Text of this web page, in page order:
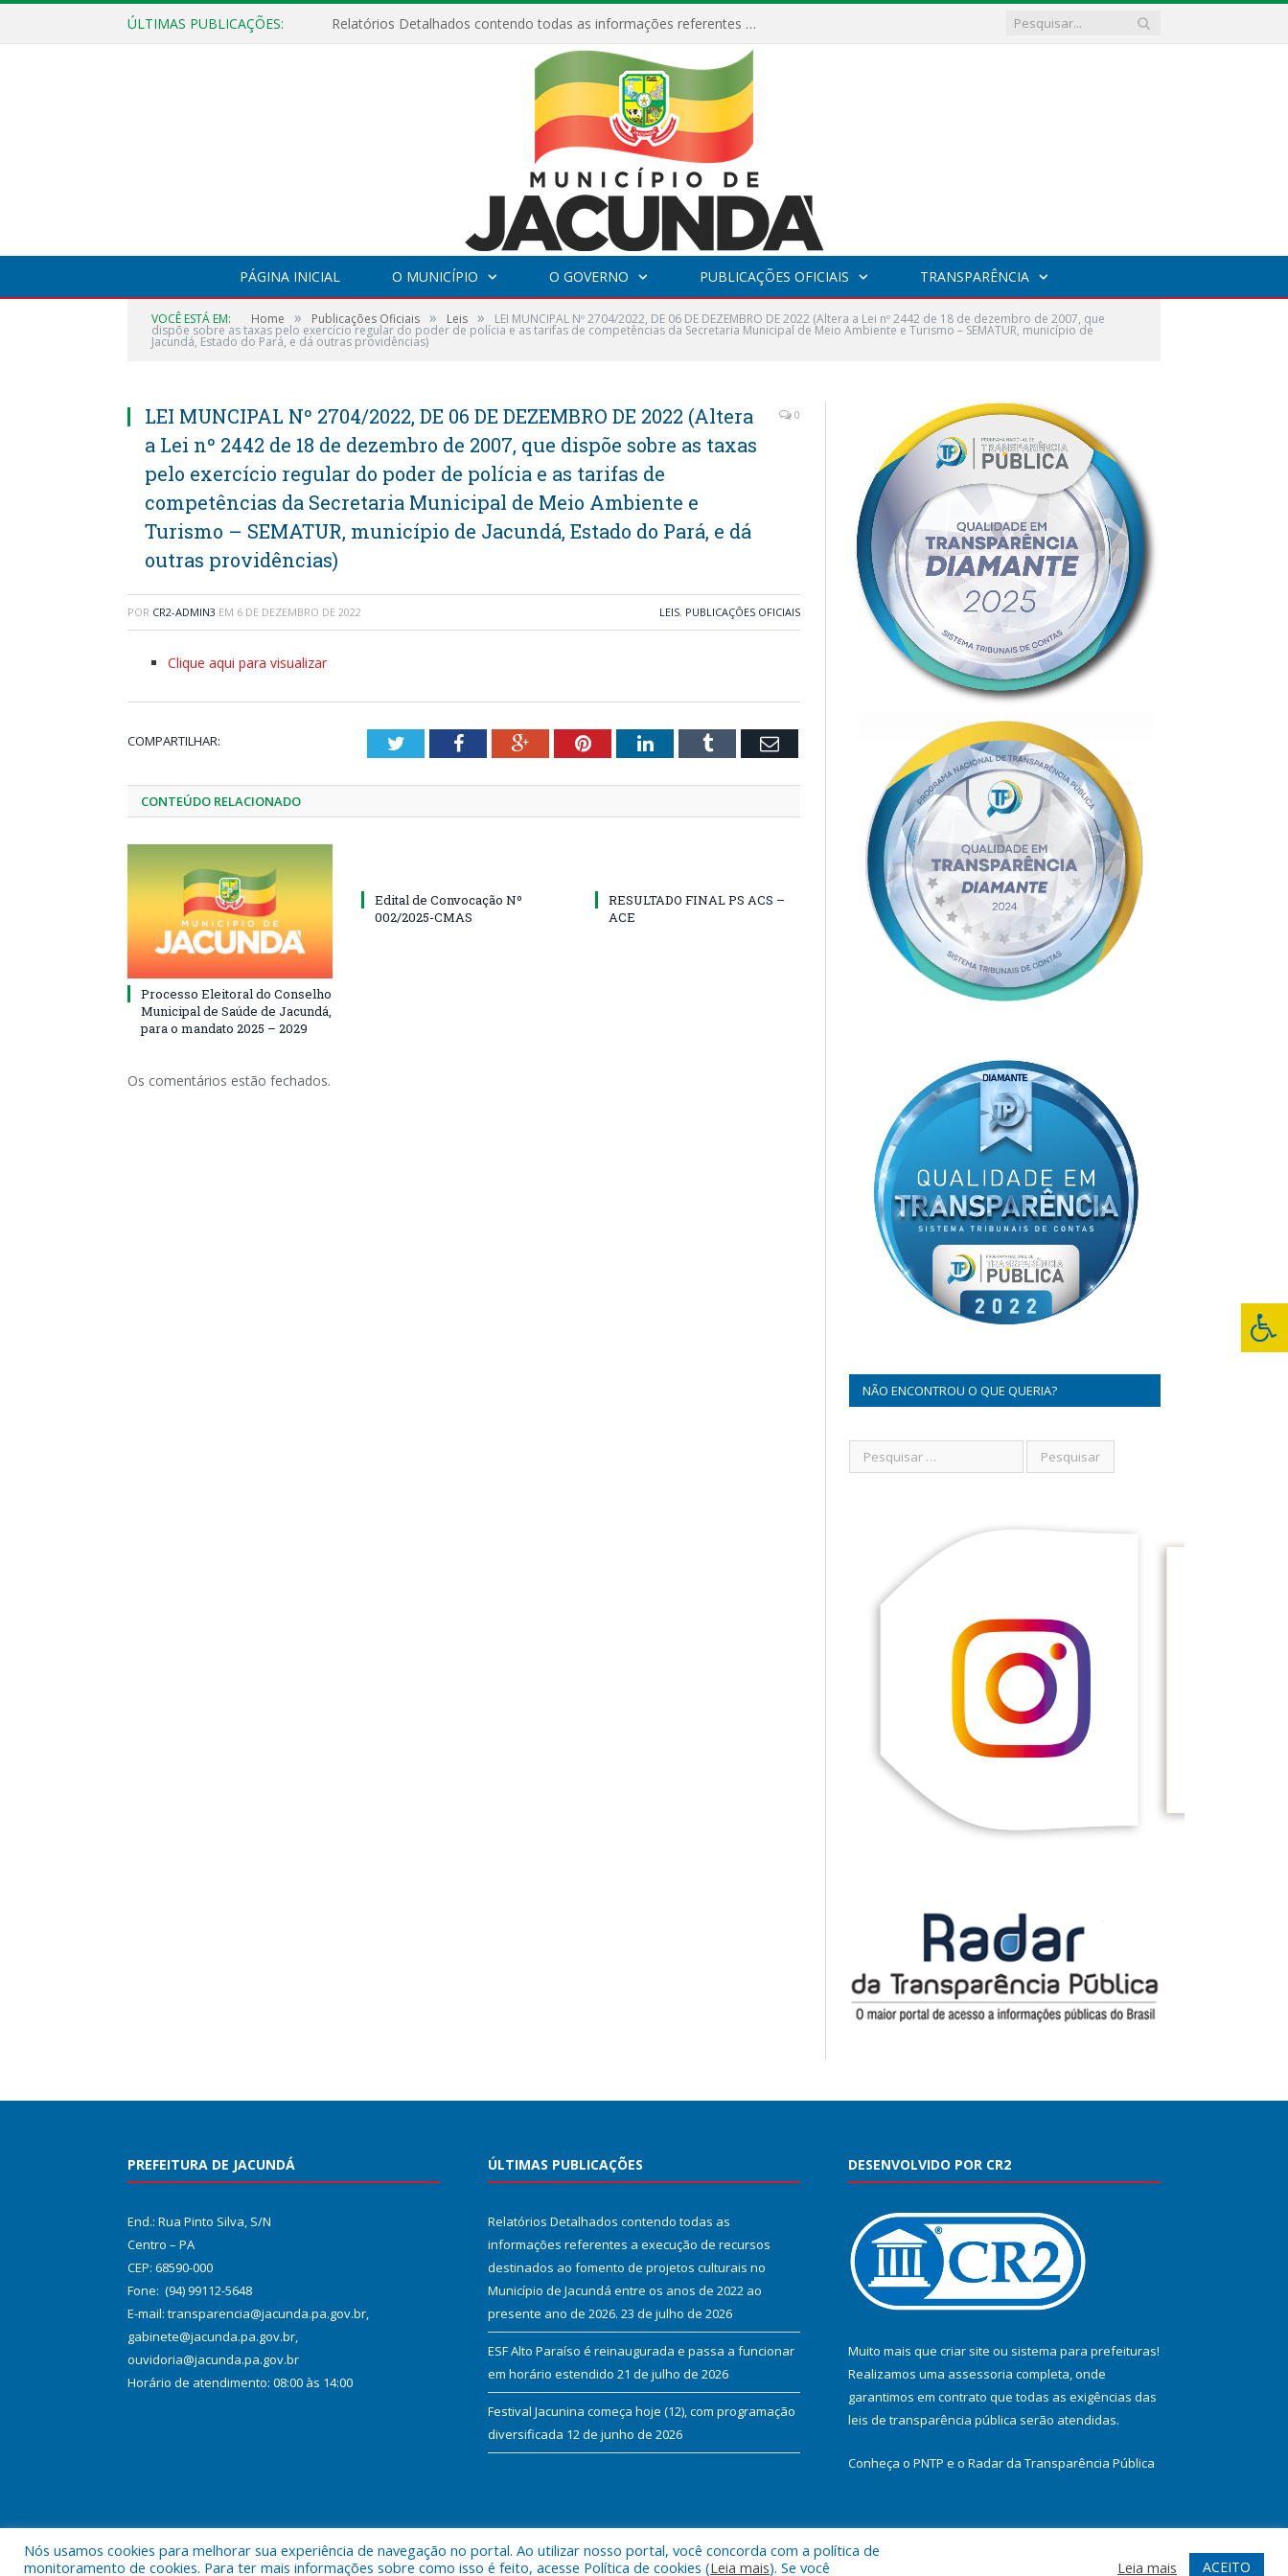
ÚLTIMAS PUBLICAÇÕES: Relatórios Detalhados contendo todas as informações referentes a execução de recursos destinados ao fomento de projetos culturais no Município de Jacundá entre os anos de 2022 ao presente ano de 2026.
PÁGINA INICIAL O MUNICÍPIO O GOVERNO PUBLICAÇÕES OFICIAIS TRANSPARÊNCIA
VOCÊ ESTÁ EM: Home » Publicações Oficiais » Leis » LEI MUNCIPAL Nº 2704/2022, DE 06 DE DEZEMBRO DE 2022 (Altera a Lei nº 2442 de 18 de dezembro de 2007, que
dispõe sobre as taxas pelo exercício regular do poder de polícia e as tarifas de competências da Secretaria Municipal de Meio Ambiente e Turismo – SEMATUR, município de
Jacundá, Estado do Pará, e dá outras providências)
LEI MUNCIPAL Nº 2704/2022, DE 06 DE DEZEMBRO DE 2022 (Altera
a Lei nº 2442 de 18 de dezembro de 2007, que dispõe sobre as taxas
pelo exercício regular do poder de polícia e as tarifas de
competências da Secretaria Municipal de Meio Ambiente e
Turismo – SEMATUR, município de Jacundá, Estado do Pará, e dá
outras providências)
0
POR CR2-ADMIN3 EM 6 DE DEZEMBRO DE 2022 LEIS, PUBLICAÇÕES OFICIAIS
Clique aqui para visualizar
COMPARTILHAR: TwitterFacebookGoogle+PinterestLinkedInTumblr Email
CONTEÚDO RELACIONADO
Processo Eleitoral do Conselho
Municipal de Saúde de Jacundá,
para o mandato 2025 – 2029
Edital de Convocação Nº
002/2025-CMAS
RESULTADO FINAL PS ACS –
ACE
Os comentários estão fechados.
NÃO ENCONTROU O QUE QUERIA?
PREFEITURA DE JACUNDÁ
End.: Rua Pinto Silva, S/N
Centro – PA
CEP: 68590-000
Fone: (94) 99112-5648
E-mail: transparencia@jacunda.pa.gov.br,
gabinete@jacunda.pa.gov.br,
ouvidoria@jacunda.pa.gov.br
Horário de atendimento: 08:00 às 14:00
ÚLTIMAS PUBLICAÇÕES
Relatórios Detalhados contendo todas as
informações referentes a execução de recursos
destinados ao fomento de projetos culturais no
Município de Jacundá entre os anos de 2022 ao
presente ano de 2026. 23 de julho de 2026
ESF Alto Paraíso é reinaugurada e passa a funcionar
em horário estendido 21 de julho de 2026
Festival Jacunina começa hoje (12), com programação
diversificada 12 de junho de 2026
DESENVOLVIDO POR CR2
Muito mais que criar site ou sistema para prefeituras!
Realizamos uma assessoria completa, onde
garantimos em contrato que todas as exigências das
leis de transparência pública serão atendidas.
Conheça o PNTP e o Radar da Transparência Pública
Todos os direitos reservados a Prefeitura Municipal de Jacundá. Mapa do Site Acessar Webmail
Nós usamos cookies para melhorar sua experiência de navegação no portal. Ao utilizar nosso portal, você concorda com a política de
monitoramento de cookies. Para ter mais informações sobre como isso é feito, acesse Política de cookies (Leia mais). Se você
Leia mais ACEITO